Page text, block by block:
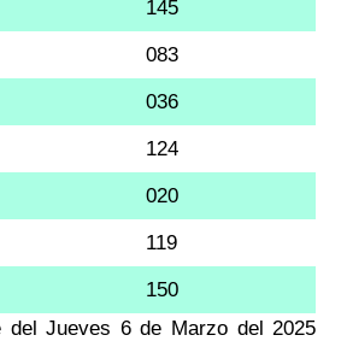
145
083
036
124
020
119
150
del Jueves 6 de Marzo del 2025